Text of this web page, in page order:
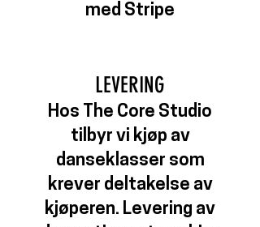
med Stripe
LEVERING
Hos The Core Studio
tilbyr vi kjøp av
danseklasser som
krever deltakelse av
kjøperen. Levering av